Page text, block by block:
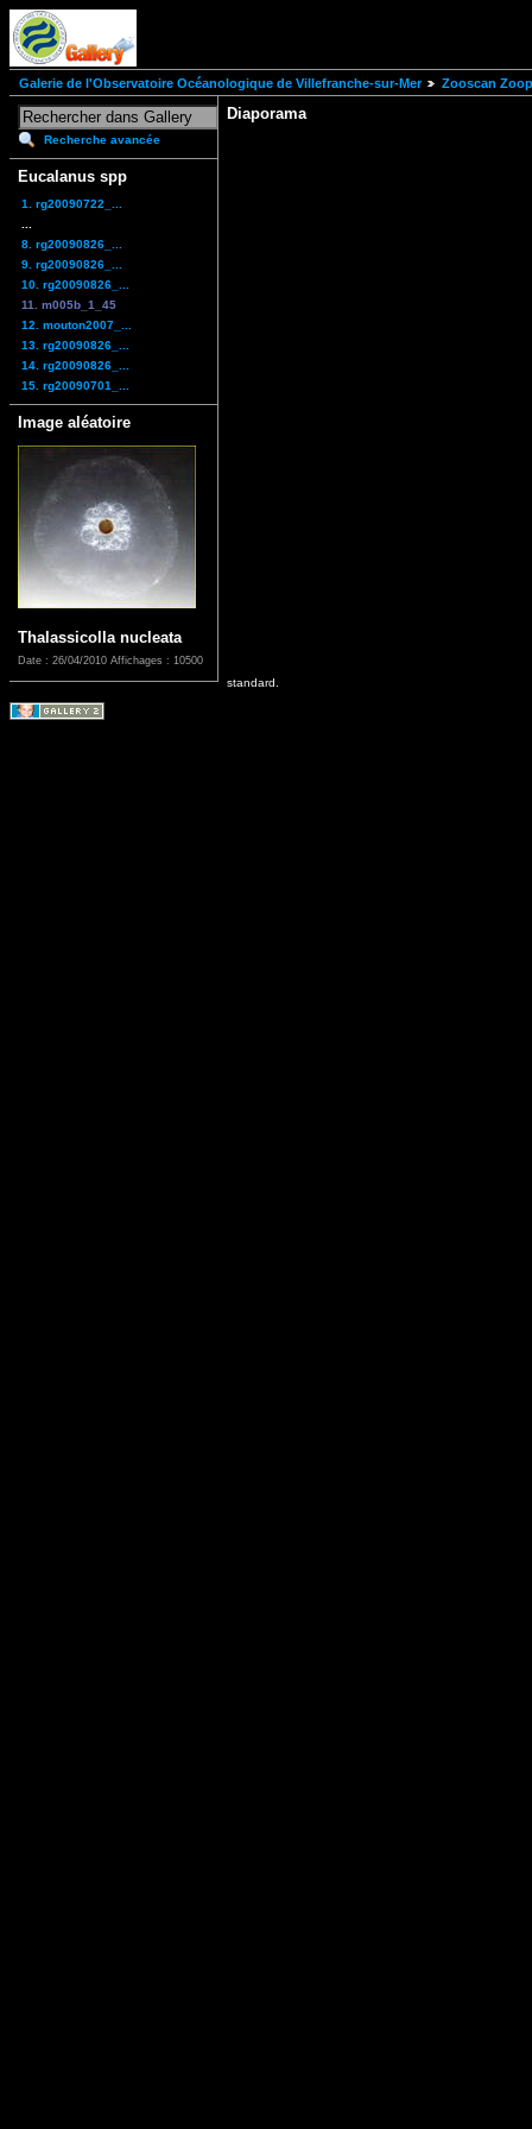
Galerie de l'Observatoire Océanologique de Villefranche-sur-Mer Zooscan
Recherche avancée
Eucalanus spp
1. rg20090722_...
8. rg20090826_...
9. rg20090826_...
10. rg20090826_...
11. m005b_1_45
12. mouton2007_...
13. rg20090826_...
14. rg20090826_...
15. rg20090701_...
Image aléatoire
Thalassicolla nucleata
Date : 26/04/2010 Affichages : 10500
Diaporama
standard.